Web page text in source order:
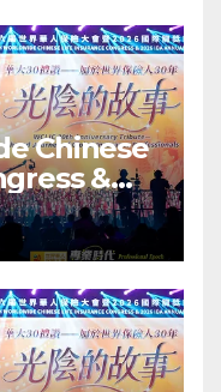
Chinese
&
Dragon
Held